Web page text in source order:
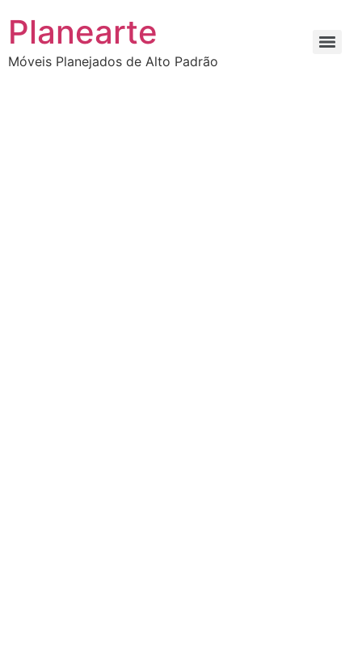
Planearte
Móveis Planejados de Alto Padrão